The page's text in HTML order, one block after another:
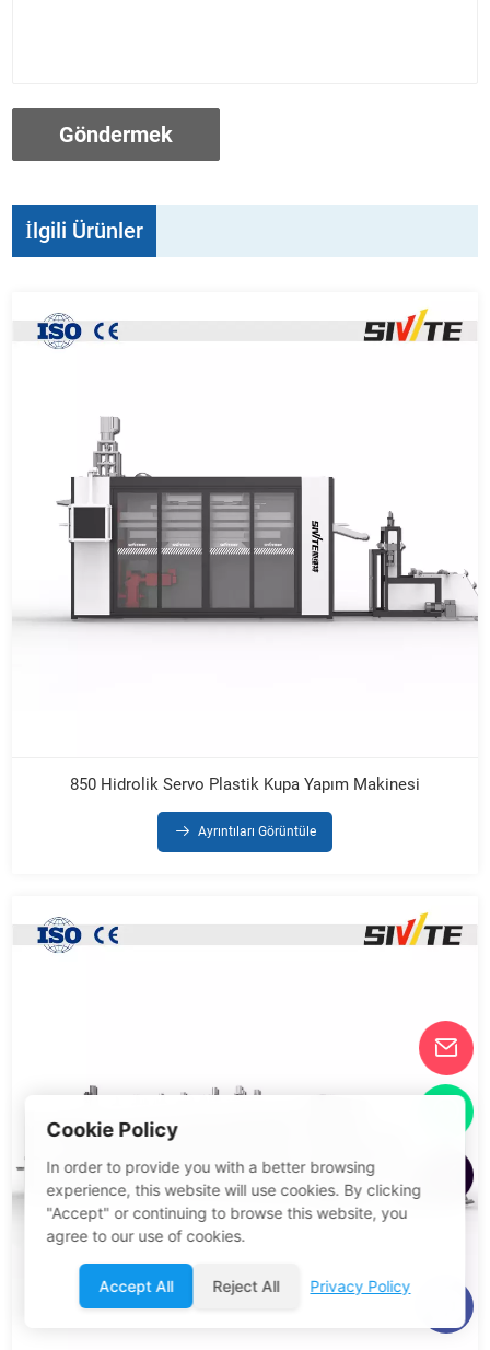
İlgili Ürünler
850 Hidrolik Servo Plastik Kupa Yapım Makinesi
Ayrıntıları Görüntüle
Cookie Policy
In order to provide you with a better browsing
experience, this website will use cookies. By clicking
"Accept" or continuing to browse this website, you
agree to our use of cookies.
Accept All Reject All Privacy Policy